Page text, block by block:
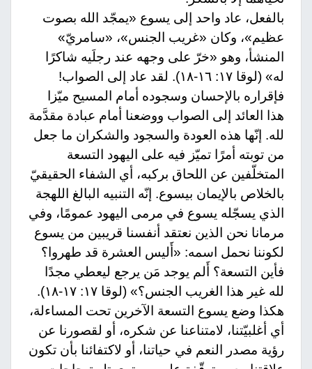
بالفعل، عاد واحد إلى يسوع «يمجّد الله بصوت
عظيم»، وكان «غريب الجنس»، «سامريّ»
المنشأ، وهو «خرّ على وجهه عند رجلَيه شاكرًا
له» (لوقا ١٧: ١٦-١٨). لقد عاد إلى الصواب!
فإقراره بالإحسان وسجوده أمام المسيح ميّزا
هذا العائد إلى الصواب ووضعنا أمام عبادة مقدَّمة
لله. إنّها هذه العودة والسجود والشكران ما جعل
من توبته أمرًا تميّز فيه على اليهود التسعة
المتخلّفين عن اللحاق بركبه، أي الشفاء الحقيقيّ
بالخلاص بالإيمان بيسوع. إنّه التنبيه البالغ اللهجة
الذي يسجّله يسوع في مرمى اليهود عمومًا، وفي
مرمانا نحن الذين نعتقد أنفسنا قريبين من يسوع
لكوننا نحمل اسمه: «أَليس العشرة قد طهروا؟
فأين التسعة؟ أَلم يوجد مَن يرجع ليعطي مجدًا
لله غير هذا الغريب الجنس؟» (لوقا ١٧: ١٧-١٨).
هكذا وضع يسوع التسعة الآخرين تحت المساءلة،
أي أغلبيّتنا، لامتناعنا عن شكره، أو لقصورنا عن
رؤية مصدر النعم في حياتنا، أو لاكتفائنا بأن تكون